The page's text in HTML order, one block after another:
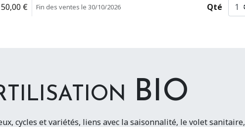
50,00 € Fin des ventes le 30/10/2026 Qté
BIO
cycles et variétés, liens avec la saisonnalité, le volet sanitaire,